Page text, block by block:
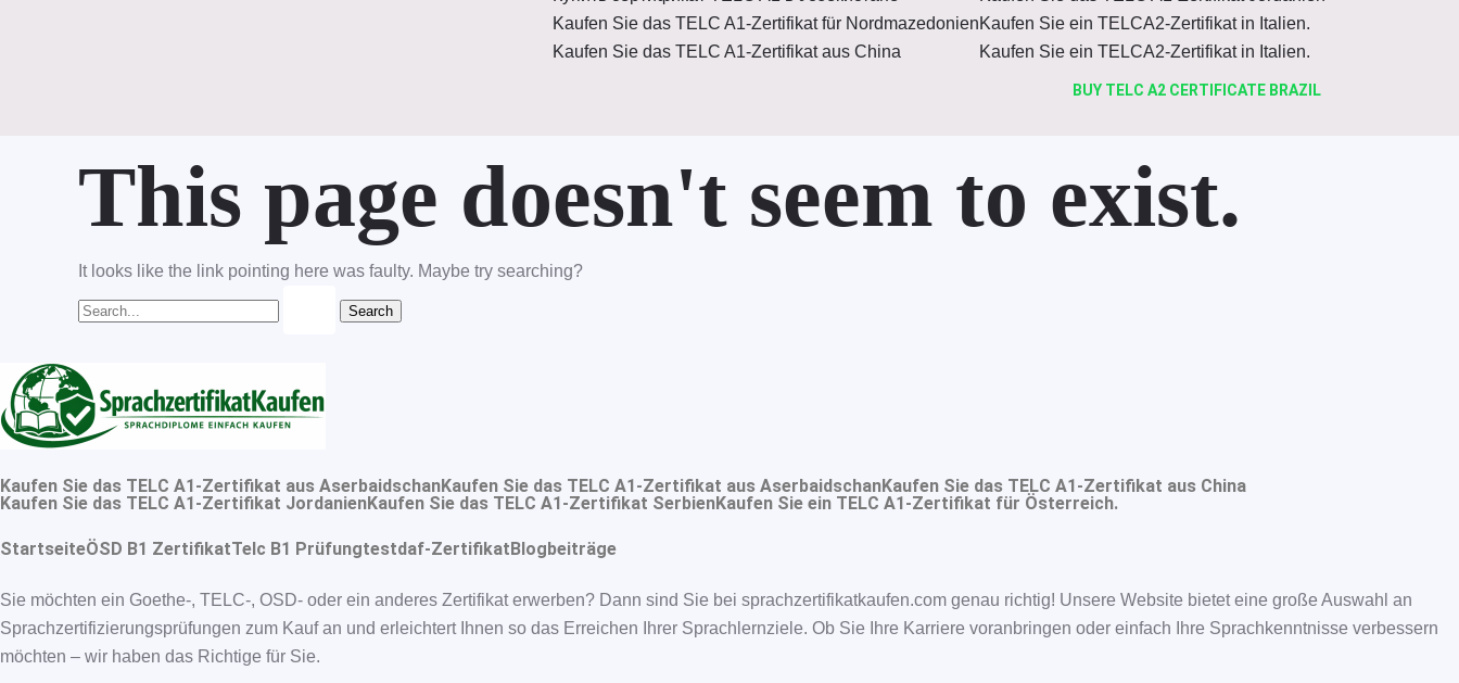
Kaufen Sie das TELC A1-Zertifikat für Nordmazedonien
Kaufen Sie das TELC A1-Zertifikat aus China
Kaufen Sie ein TELCA2-Zertifikat in Italien.
Kaufen Sie ein TELCA2-Zertifikat in Italien.
BUY TELC A2 CERTIFICATE BRAZIL
This page doesn't seem to exist.
It looks like the link pointing here was faulty. Maybe try searching?
Kaufen Sie das TELC A1-Zertifikat aus AserbaidschanKaufen Sie das TELC A1-Zertifikat aus AserbaidschanKaufen Sie das TELC A1-Zertifikat aus China
Kaufen Sie das TELC A1-Zertifikat JordanienKaufen Sie das TELC A1-Zertifikat SerbienKaufen Sie ein TELC A1-Zertifikat für Österreich.
StartseiteÖSD B1 ZertifikatTelc B1 Prüfungtestdaf-ZertifikatBlogbeiträge
Sie möchten ein Goethe-, TELC-, OSD- oder ein anderes Zertifikat erwerben? Dann sind Sie bei sprachzertifikatkaufen.com genau richtig! Unsere Website bietet eine große Auswahl an
Sprachzertifizierungsprüfungen zum Kauf an und erleichtert Ihnen so das Erreichen Ihrer Sprachlernziele. Ob Sie Ihre Karriere voranbringen oder einfach Ihre Sprachkenntnisse verbessern
möchten – wir haben das Richtige für Sie.